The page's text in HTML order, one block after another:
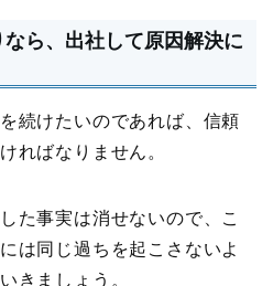
ら、出社して原因解決に
続けたいのであれば、信頼
ればなりません。
た事実は消せないので、こ
は同じ過ちを起こさないよ
きましょう。